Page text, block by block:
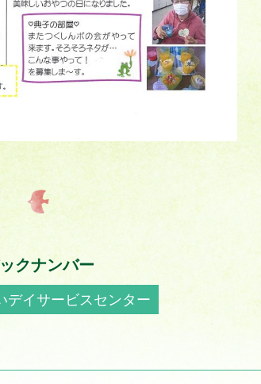
クナンバー
デイサービスセンター